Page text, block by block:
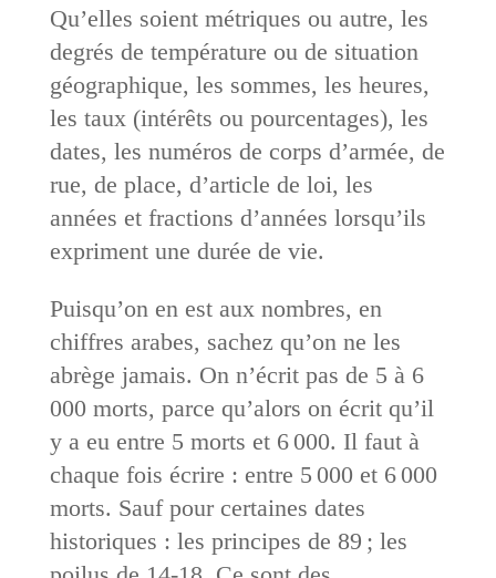
Qu’elles soient métriques ou autre, les
degrés de température ou de situation
géographique, les sommes, les heures,
les taux (intérêts ou pourcentages), les
dates, les numéros de corps d’armée, de
rue, de place, d’article de loi, les
années et fractions d’années lorsqu’ils
expriment une durée de vie.
Puisqu’on en est aux nombres, en
chiffres arabes, sachez qu’on ne les
abrège jamais. On n’écrit pas de 5 à 6
000 morts, parce qu’alors on écrit qu’il
y a eu entre 5 morts et 6 000. Il faut à
chaque fois écrire : entre 5 000 et 6 000
morts. Sauf pour certaines dates
historiques : les principes de 89 ; les